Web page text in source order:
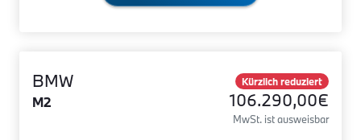
BMW
M2
Kürzlich reduziert
106.290,00€
MwSt. ist ausweisbar